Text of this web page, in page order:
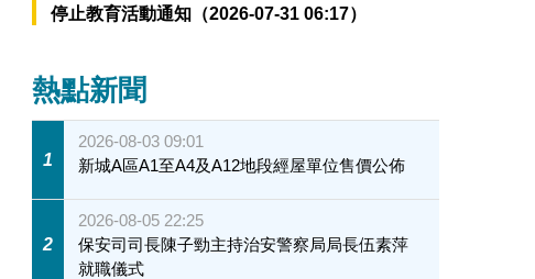
停止教育活動通知（2026-07-31 06:17）
熱點新聞
1
2026-08-03 09:01
新城A區A1至A4及A12地段經屋單位售價公佈
2
2026-08-05 22:25
保安司司長陳子勁主持治安警察局局長伍素萍
就職儀式